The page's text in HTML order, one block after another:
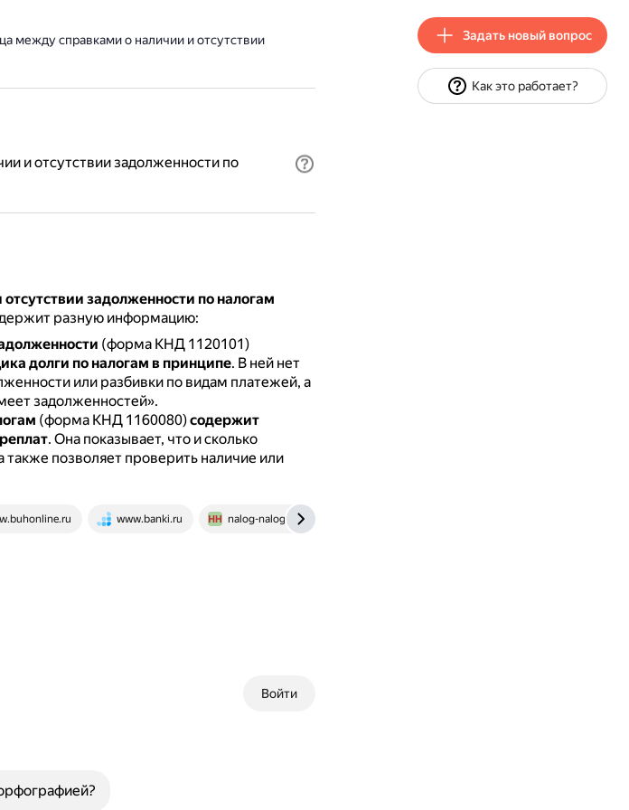
между справками о наличии и отсутствии
и отсутствии задолженности по
задолженности по налогам
разную информацию:
(форма КНД 1120101)
долги по налогам в принципе. В ней нет
или разбивки по видам платежей, а
задолженностей».
(форма КНД 1160080)содержит
. Она показывает, что и сколько
позволяет проверить наличие или
www.banki.ru nalog-nalog.ru
Войти
Задать новый вопрос
Как это работает?